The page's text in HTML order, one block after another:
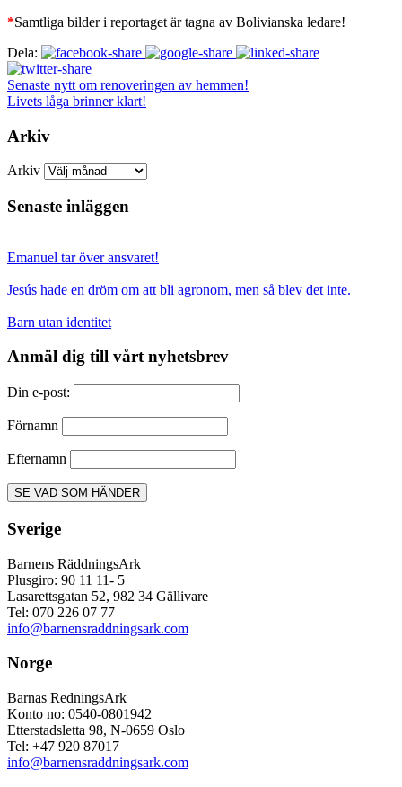
*Samtliga bilder i reportaget är tagna av Bolivianska ledare!
Dela:
Senaste nytt om renoveringen av hemmen!
Livets låga brinner klart!
Arkiv
Arkiv
Senaste inläggen
Emanuel tar över ansvaret!
Jesús hade en dröm om att bli agronom, men så blev det inte.
Barn utan identitet
Anmäl dig till vårt nyhetsbrev
Din e-post:
Förnamn
Efternamn
Sverige
Barnens RäddningsArk
Plusgiro: 90 11 11- 5
Lasarettsgatan 52, 982 34 Gällivare
Tel: 070 226 07 77
info@barnensraddningsark.com
Norge
Barnas RedningsArk
Konto no: 0540-0801942
Etterstadsletta 98, N-0659 Oslo
Tel: +47 920 87017
info@barnensraddningsark.com